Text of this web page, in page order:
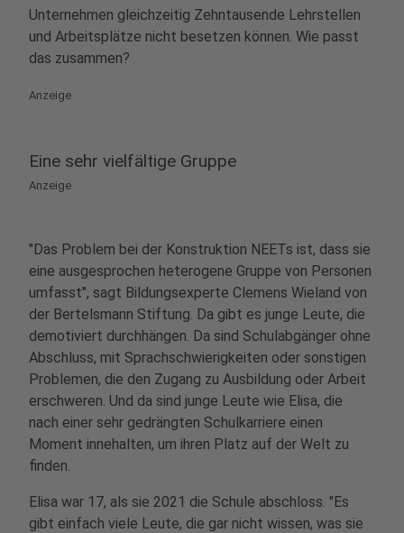
Unternehmen gleichzeitig Zehntausende Lehrstellen
und Arbeitsplätze nicht besetzen können. Wie passt
das zusammen?
Anzeige
Eine sehr vielfältige Gruppe
Anzeige
"Das Problem bei der Konstruktion NEETs ist, dass sie
eine ausgesprochen heterogene Gruppe von Personen
umfasst", sagt Bildungsexperte Clemens Wieland von
der Bertelsmann Stiftung. Da gibt es junge Leute, die
demotiviert durchhängen. Da sind Schulabgänger ohne
Abschluss, mit Sprachschwierigkeiten oder sonstigen
Problemen, die den Zugang zu Ausbildung oder Arbeit
erschweren. Und da sind junge Leute wie Elisa, die
nach einer sehr gedrängten Schulkarriere einen
Moment innehalten, um ihren Platz auf der Welt zu
finden.
Elisa war 17, als sie 2021 die Schule abschloss. "Es
gibt einfach viele Leute, die gar nicht wissen, was sie